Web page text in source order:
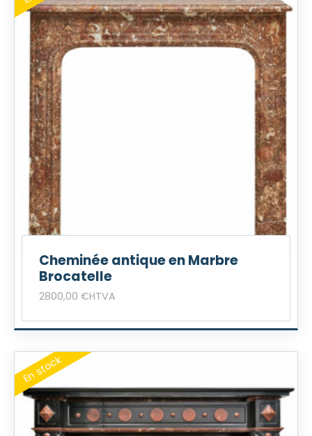
Cheminée antique en Marbre
Brocatelle
2800,00 €HTVA